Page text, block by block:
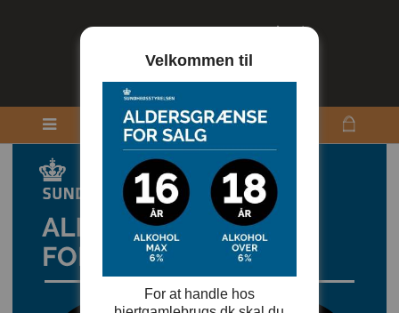
Velkommen til
For at handle hos